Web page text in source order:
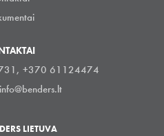
+370 61124474
info@benders.lt
LIETUVA